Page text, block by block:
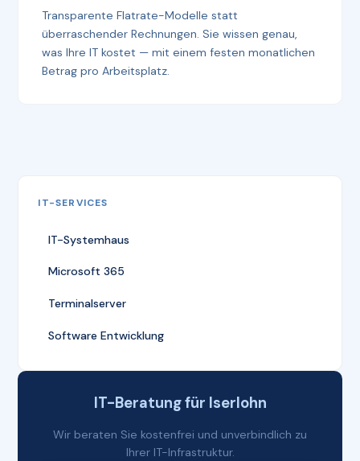
Transparente Flatrate-Modelle statt
überraschender Rechnungen. Sie wissen genau,
was Ihre IT kostet — mit einem festen monatlichen
Betrag pro Arbeitsplatz.
IT-SERVICES
IT-Systemhaus
Microsoft 365
Terminalserver
Software Entwicklung
IT-Beratung für Iserlohn
Wir beraten Sie kostenfrei und unverbindlich zu
Ihrer IT-Infrastruktur.